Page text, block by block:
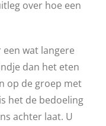
over hoe een
wat langere
dan het eten
op de groep met
het de bedoeling
achter laat. U